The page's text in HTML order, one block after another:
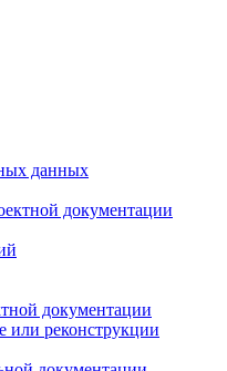
данных
документации
документации
или реконструкции